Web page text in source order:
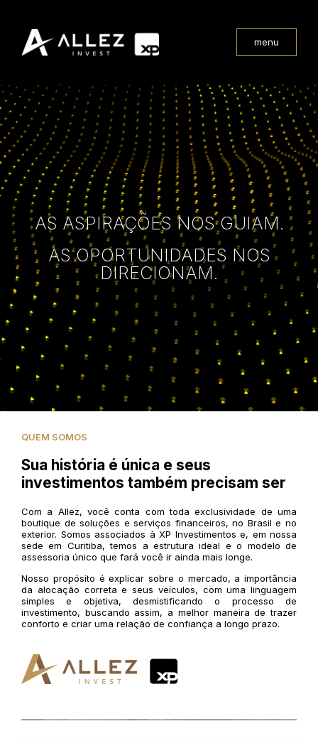
menu
AS ASPIRAÇÕES NOS GUIAM.
AS OPORTUNIDADES NOS
DIRECIONAM.
QUEM SOMOS
Sua história é única e seus
investimentos também precisam ser
Com a Allez, você conta com toda exclusividade de uma
boutique de soluções e serviços financeiros, no Brasil e no
exterior. Somos associados à XP Investimentos e, em nossa
sede em Curitiba, temos a estrutura ideal e o modelo de
assessoria único que fará você ir ainda mais longe.
Nosso propósito é explicar sobre o mercado, a importância
da alocação correta e seus veículos, com uma linguagem
simples e objetiva, desmistificando o processo de
investimento, buscando assim, a melhor maneira de trazer
conforto e criar uma relação de confiança a longo prazo.